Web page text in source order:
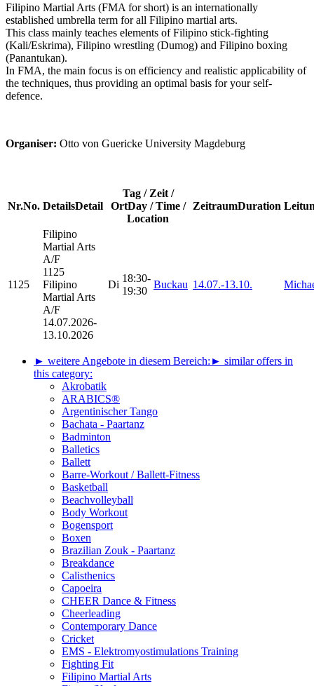
Filipino Martial Arts (FMA for short) is an internationally
established umbrella term for all Filipino martial arts.
This class mainly teaches elements of Filipino stick-fighting
(Kali/Eskrima), Filipino wrestling (Dumog) and Filipino boxing
(Panantukan).
In FMA, the main focus is on efficiency and realistic applicability of
the techniques, thus providing an optimal basis for your self-
defence.
Organiser: Otto von Guericke University Magdeburg
Nr.No. DetailsDetail
Tag / Zeit /
OrtDay / Time /
Location
ZeitraumDuration
1125
Filipino
Martial Arts
A/F
1125
Filipino
Martial Arts
A/F
14.07.2026-
13.10.2026
Di
18:30-
19:30
Buckau 14.07.-13.10.
► weitere Angebote in diesem Bereich: ► similar offers in
this category:
Akrobatik
ARABICS®
Argentinischer Tango
Bachata - Paartanz
Badminton
Balletics
Ballett
Barre-Workout / Ballett-Fitness
Basketball
Beachvolleyball
Body Workout
Bogensport
Boxen
Brazilian Zouk - Paartanz
Breakdance
Calisthenics
Capoeira
CHEER Dance & Fitness
Cheerleading
Contemporary Dance
Cricket
EMS - Elektromyostimulations Training
Fighting Fit
Filipino Martial Arts